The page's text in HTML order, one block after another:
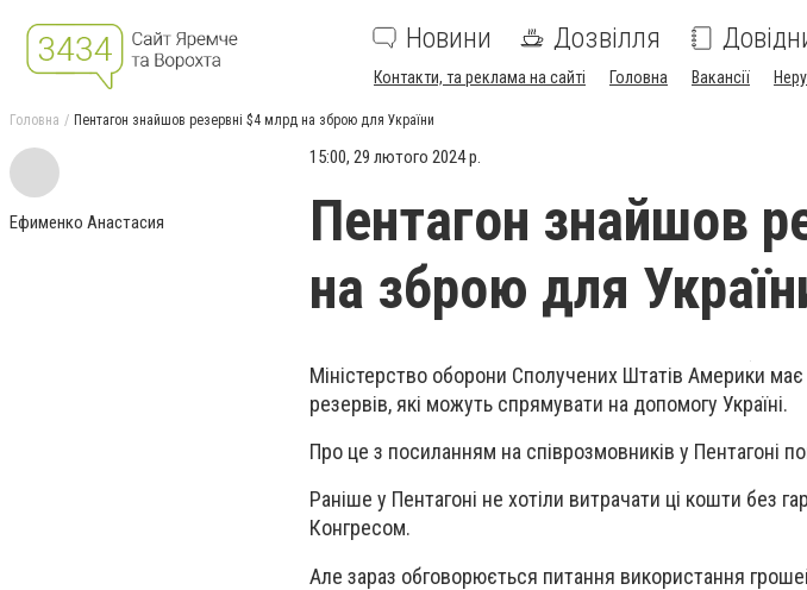
Новини Дозвілля
Контакти, та реклама на сайті Головна Вакансії
Головна Пентагон знайшов резервні $4 млрд на зброю для України
Ефименко Анастасия
15:00, 29 лютого 2024 р.
Пентагон знайшов
на зброю для
Міністерство оборони Сполучених Штатів Америки
резервів, які можуть спрямувати на допомогу Україні.
Про це з посиланням на співрозмовників у Пентагоні
Раніше у Пентагоні не хотіли витрачати ці кошти без
Конгресом.
Але зараз обговорюється питання використання